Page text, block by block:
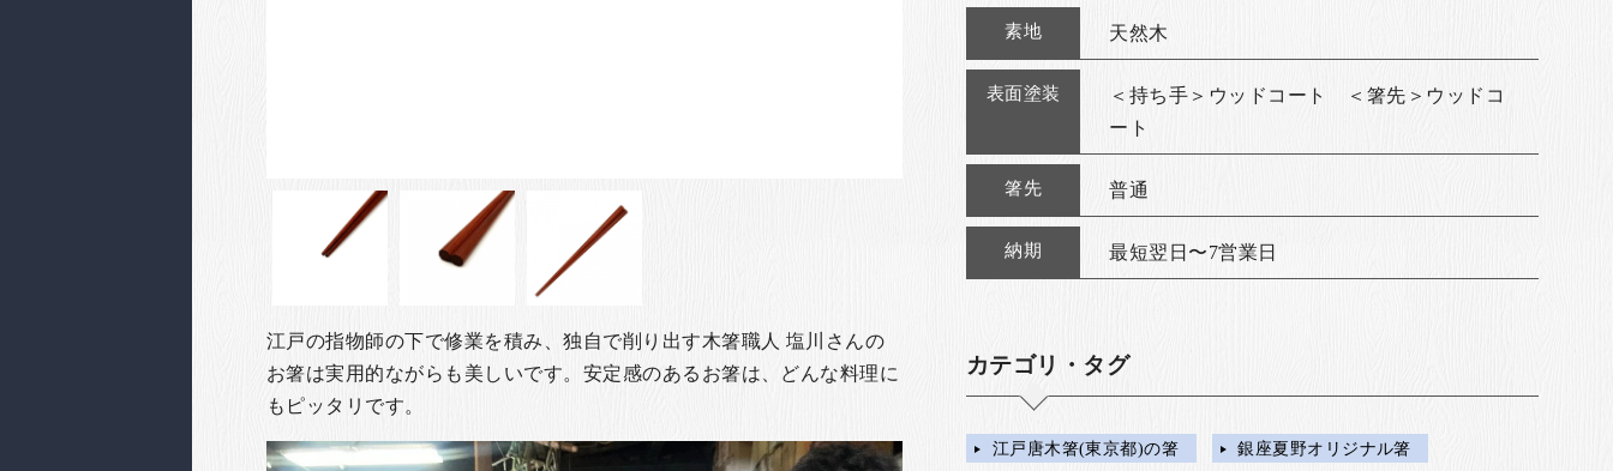
江戸の指物師の下で修業を積み、独自で削り出す木箸職人 塩川さんの
お箸は実用的ながらも美しいです。安定感のあるお箸は、どんな料理に
もピッタリです。
素地 天然木
表面塗装
＜持ち手＞ウッドコート ＜箸先＞ウッドコ
ート
箸先 普通
納期 最短翌日〜7営業日
カテゴリ・タグ
江戸唐木箸(東京都)の箸 銀座夏野オリジナル箸